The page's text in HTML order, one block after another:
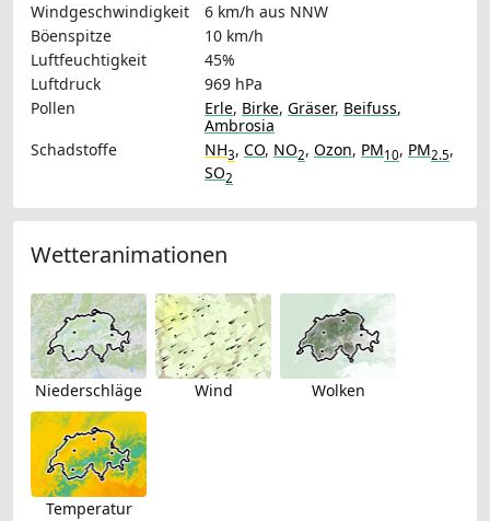
Windgeschwindigkeit
6 km/h aus NNW
Böenspitze
10 km/h
Luftfeuchtigkeit
45%
Luftdruck
969 hPa
Pollen
Erle, Birke, Gräser, Beifuss,
Ambrosia
Schadstoffe
NH3, CO, NO2, Ozon, PM10, PM2.5,
SO2
Wetteranimationen
Niederschläge Wind Wolken
Temperatur